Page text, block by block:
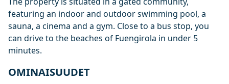
featuring an indoor and outdoor swimming pool, a
sauna, a cinema and a gym. Close to a bus stop, you
can drive to the beaches of Fuengirola in under 5
minutes.
OMINAISUUDET